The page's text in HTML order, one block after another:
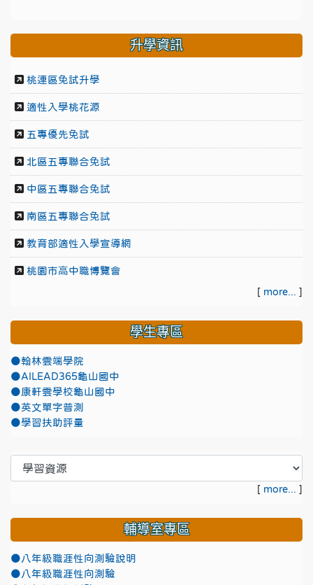
升學資訊
桃連區免試升學
適性入學桃花源
五專優先免試
北區五專聯合免試
中區五專聯合免試
南區五專聯合免試
教育部適性入學宣導網
桃園市高中職博覽會
[ more... ]
學生專區
●翰林雲端學院
●AILEAD365龜山國中
●康軒雲學校龜山國中
●英文單字普測
●學習扶助評量
[ more... ]
輔導室專區
●八年級職涯性向測驗說明
●八年級職涯性向測驗